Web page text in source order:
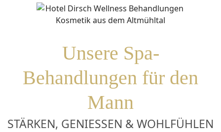
Radfahren
Wassersport
Ausflugsziele
Unsere Spa-
Behandlungen für den
Mann
STÄRKEN, GENIESSEN & WOHLFÜHLEN